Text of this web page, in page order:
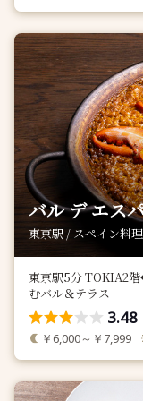
バル デ エス
東京駅 / スペイン料
東京駅5分 TOKIA2
むバル＆テラス
3.48
￥6,000～￥7,999